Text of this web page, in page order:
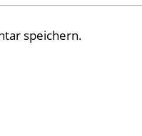
speichern.